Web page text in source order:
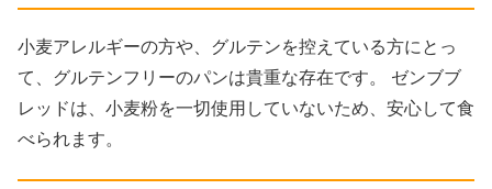
小麦アレルギーの方や、グルテンを控えている方にとっ
て、グルテンフリーのパンは貴重な存在です。 ゼンブブ
レッドは、小麦粉を一切使用していないため、安心して食
べられます。